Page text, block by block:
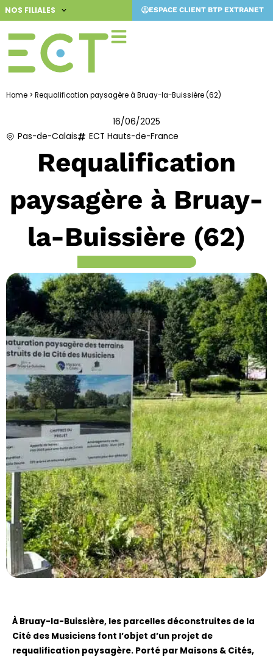
Aller
au
contenu
NOS FILIALES ESPACE CLIENT BTP EXTRANET
Home > Requalification paysagère à Bruay-la-Buissière (62)
16/06/2025
Pas-de-Calais
ECT Hauts-de-France
Requalification
paysagère à Bruay-
la-Buissière (62)
À Bruay-la-Buissière, les parcelles déconstruites de la
Cité des Musiciens font l’objet d’un projet de
requalification paysagère. Porté par Maisons & Cités,